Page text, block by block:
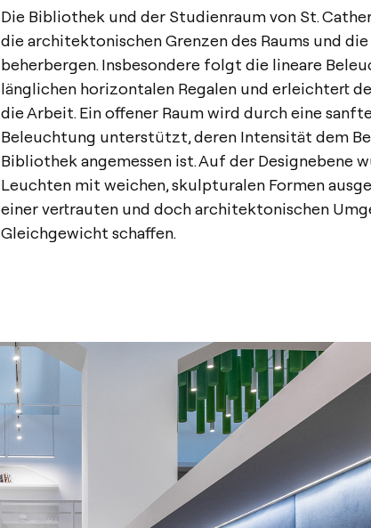
Die Bibliothek und der Studienraum von St.
die architektonischen Grenzen des Raums und die
beherbergen. Insbesondere folgt die lineare
länglichen horizontalen Regalen und erleichtert
die Arbeit. Ein offener Raum wird durch eine
Beleuchtung unterstützt, deren Intensität dem
Bibliothek angemessen ist. Auf der Designebene
Leuchten mit weichen, skulpturalen Formen
einer vertrauten und doch architektonischen
Gleichgewicht schaffen.